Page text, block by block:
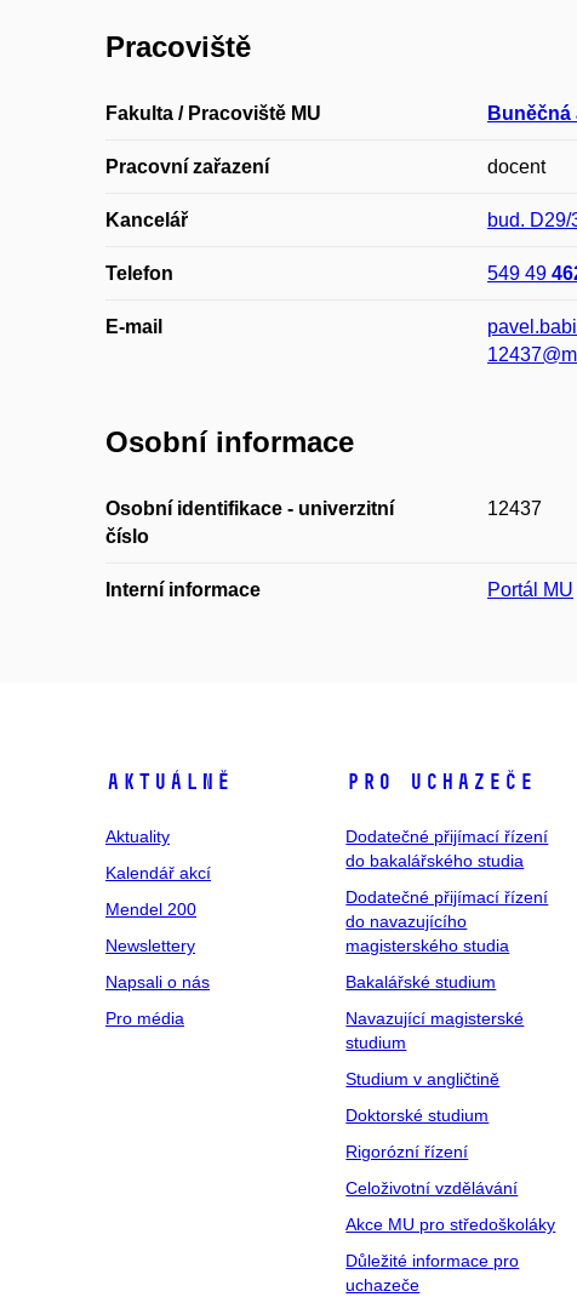
Pracoviště
Fakulta / Pracoviště MU
Pracovní zařazení docent
Kancelář bud. D29/
Telefon 549 49
E-mail
Osobní informace
Osobní identifikace - univerzitní
číslo
12437
Interní informace Portál MU
Aktuálně
Aktuality
Kalendář akcí
Mendel 200
Newslettery
Napsali o nás
Pro média
Pro uchazeče
Dodatečné přijímací řízení
do bakalářského studia
Dodatečné přijímací řízení
do navazujícího
magisterského studia
Bakalářské studium
Navazující magisterské
studium
Studium v angličtině
Doktorské studium
Rigorózní řízení
Celoživotní vzdělávání
Akce MU pro středoškoláky
Důležité informace pro
uchazeče